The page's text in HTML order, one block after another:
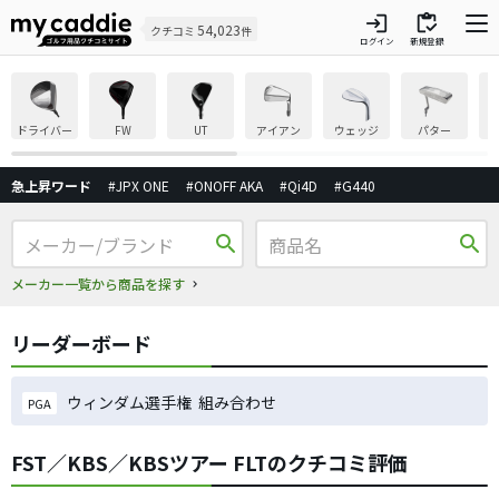
クチコミ 54,023件 login
ログイン
inventory
新規登録
ドライバー FW UT アイアン ウェッジ パター
急上昇ワード #JPX ONE #ONOFF AKA #Qi4D #G440
search
メーカー一覧から商品を探す
search
リーダーボード
PGA ウィンダム選手権 組み合わせ
FST／KBS／KBSツアー FLTのクチコミ評価